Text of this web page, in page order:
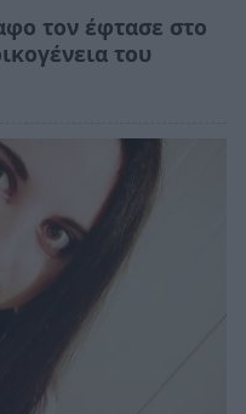
τον έφτασε στο
του